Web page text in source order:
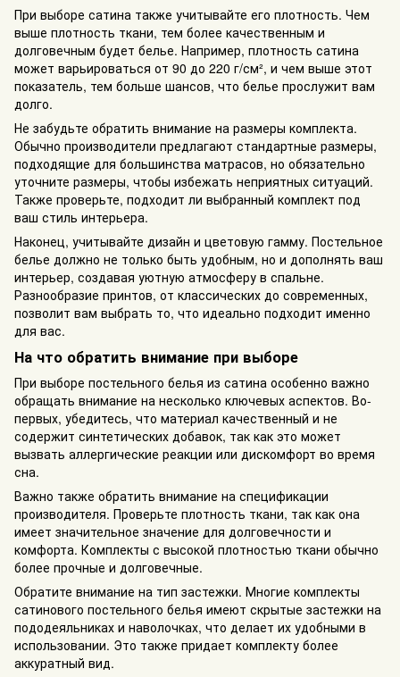
При выборе сатина также учитывайте его плотность. Чем
выше плотность ткани, тем более качественным и
долговечным будет белье. Например, плотность сатина
может варьироваться от 90 до 220 г/см², и чем выше этот
показатель, тем больше шансов, что белье прослужит вам
долго.
Не забудьте обратить внимание на размеры комплекта.
Обычно производители предлагают стандартные размеры,
подходящие для большинства матрасов, но обязательно
уточните размеры, чтобы избежать неприятных ситуаций.
Также проверьте, подходит ли выбранный комплект под
ваш стиль интерьера.
Наконец, учитывайте дизайн и цветовую гамму. Постельное
белье должно не только быть удобным, но и дополнять ваш
интерьер, создавая уютную атмосферу в спальне.
Разнообразие принтов, от классических до современных,
позволит вам выбрать то, что идеально подходит именно
для вас.
На что обратить внимание при выборе
При выборе постельного белья из сатина особенно важно
обращать внимание на несколько ключевых аспектов. Во-
первых, убедитесь, что материал качественный и не
содержит синтетических добавок, так как это может
вызвать аллергические реакции или дискомфорт во время
сна.
Важно также обратить внимание на спецификации
производителя. Проверьте плотность ткани, так как она
имеет значительное значение для долговечности и
комфорта. Комплекты с высокой плотностью ткани обычно
более прочные и долговечные.
Обратите внимание на тип застежки. Многие комплекты
сатинового постельного белья имеют скрытые застежки на
пододеяльниках и наволочках, что делает их удобными в
использовании. Это также придает комплекту более
аккуратный вид.